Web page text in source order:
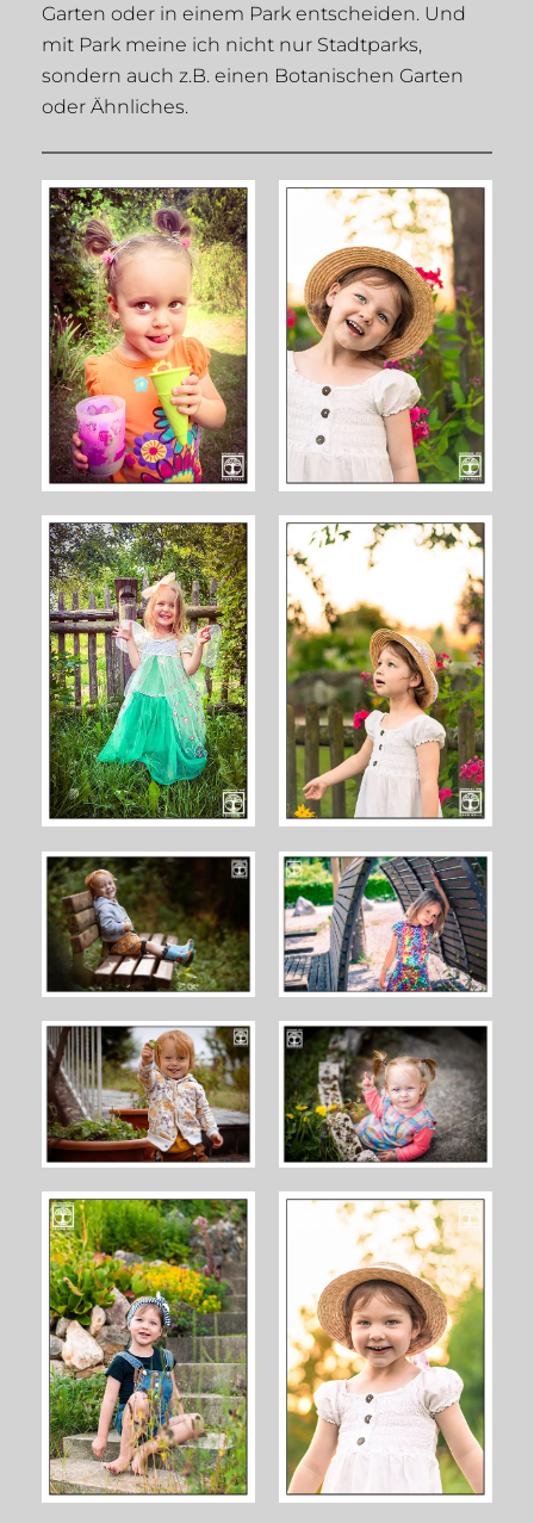
Garten oder in einem Park entscheiden. Und
mit Park meine ich nicht nur Stadtparks,
sondern auch z.B. einen Botanischen Garten
oder Ähnliches.